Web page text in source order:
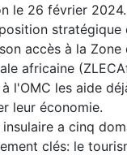
le 26 février 2024.
stratégique
accès à la
africaine
l'OMC les aide
leur économie.
a cinq
clés: le